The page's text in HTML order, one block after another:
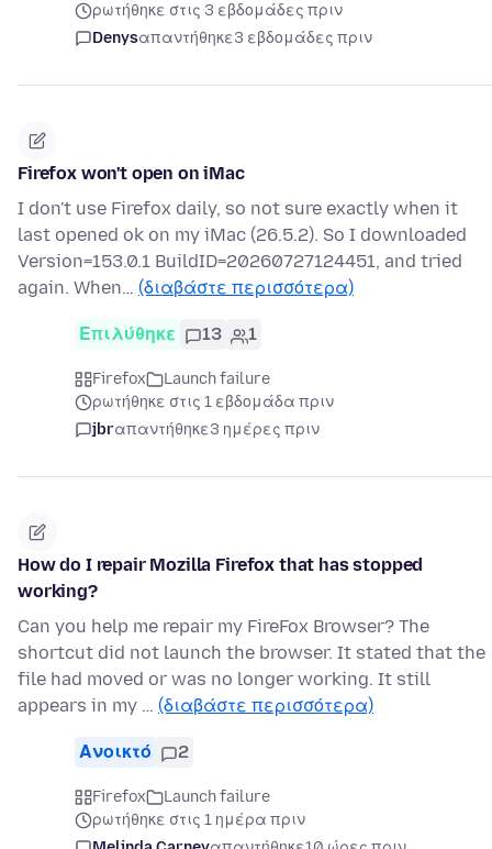
ρωτήθηκε στις 3 εβδομάδες πριν
Denysαπαντήθηκε3 εβδομάδες πριν
Firefox won't open on iMac
I don't use Firefox daily, so not sure exactly when it
last opened ok on my iMac (26.5.2). So I downloaded
Version=153.0.1 BuildID=20260727124451, and tried
again. When… (διαβάστε περισσότερα)
Επιλύθηκε 13 1
Firefox
Launch failure
ρωτήθηκε στις 1 εβδομάδα πριν
jbrαπαντήθηκε3 ημέρες πριν
How do I repair Mozilla Firefox that has stopped
working?
Can you help me repair my FireFox Browser? The
shortcut did not launch the browser. It stated that the
file had moved or was no longer working. It still
appears in my … (διαβάστε περισσότερα)
Ανοικτό 2
Firefox
Launch failure
ρωτήθηκε στις 1 ημέρα πριν